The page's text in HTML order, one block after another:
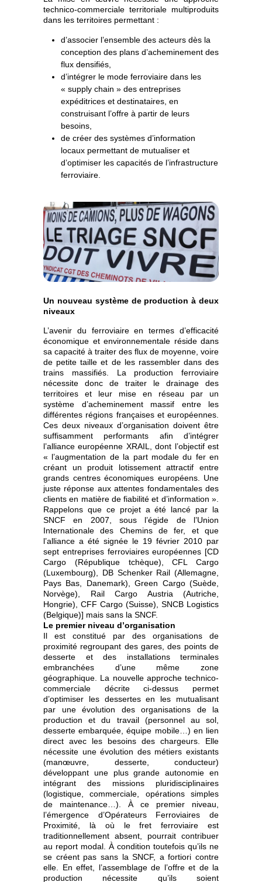
technico-commerciale territoriale multiproduits
dans les territoires permettant :
d’associer l’ensemble des acteurs dès la
conception des plans d’acheminement des
flux densifiés,
d’intégrer le mode ferroviaire dans les
« supply chain » des entreprises
expéditrices et destinataires, en
construisant l’offre à partir de leurs
besoins,
de créer des systèmes d’information
locaux permettant de mutualiser et
d’optimiser les capacités de l’infrastructure
ferroviaire.
Un nouveau système de production à deux
niveaux
L’avenir du ferroviaire en termes d’efficacité
économique et environnementale réside dans
sa capacité à traiter des flux de moyenne, voire
de petite taille et de les rassembler dans des
trains massifiés. La production ferroviaire
nécessite donc de traiter le drainage des
territoires et leur mise en réseau par un
système d’acheminement massif entre les
différentes régions françaises et européennes.
Ces deux niveaux d’organisation doivent être
suffisamment performants afin d’intégrer
l’alliance européenne XRAIL, dont l’objectif est
« l’augmentation de la part modale du fer en
créant un produit lotissement attractif entre
grands centres économiques européens. Une
juste réponse aux attentes fondamentales des
clients en matière de fiabilité et d’information ».
Rappelons que ce projet a été lancé par la
SNCF en 2007, sous l’égide de l’Union
Internationale des Chemins de fer, et que
l’alliance a été signée le 19 février 2010 par
sept entreprises ferroviaires européennes [CD
Cargo (République tchèque), CFL Cargo
(Luxembourg), DB Schenker Rail (Allemagne,
Pays Bas, Danemark), Green Cargo (Suède,
Norvège), Rail Cargo Austria (Autriche,
Hongrie), CFF Cargo (Suisse), SNCB Logistics
(Belgique)] mais sans la SNCF.
Le premier niveau d’organisation
Il est constitué par des organisations de
proximité regroupant des gares, des points de
desserte et des installations terminales
embranchées d’une même zone
géographique. La nouvelle approche technico-
commerciale décrite ci-dessus permet
d’optimiser les dessertes en les mutualisant
par une évolution des organisations de la
production et du travail (personnel au sol,
desserte embarquée, équipe mobile…) en lien
direct avec les besoins des chargeurs. Elle
nécessite une évolution des métiers existants
(manœuvre, desserte, conducteur)
développant une plus grande autonomie en
intégrant des missions pluridisciplinaires
(logistique, commerciale, opérations simples
de maintenance…). À ce premier niveau,
l’émergence d’Opérateurs Ferroviaires de
Proximité, là où le fret ferroviaire est
traditionnellement absent, pourrait contribuer
au report modal. À condition toutefois qu’ils ne
se créent pas sans la SNCF, a fortiori contre
elle. En effet, l’assemblage de l’offre et de la
production nécessite qu’ils soient